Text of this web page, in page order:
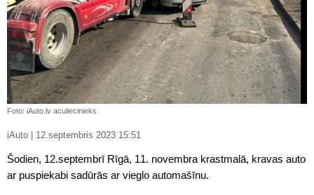
Foto: iAuto.lv aculiecinieks
iAuto | 12.septembris 2023 15:51
Šodien, 12.septembrī Rīgā, 11. novembra krastmalā, kravas auto
ar puspiekabi sadūrās ar vieglo automašīnu.